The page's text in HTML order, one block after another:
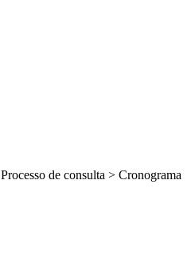
Processo de consulta > Cronograma